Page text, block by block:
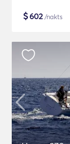
$602/nakts